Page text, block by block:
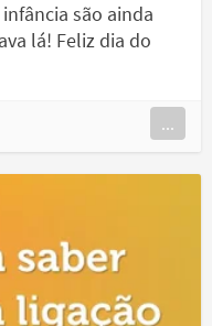
são ainda
lá! Feliz dia do
...